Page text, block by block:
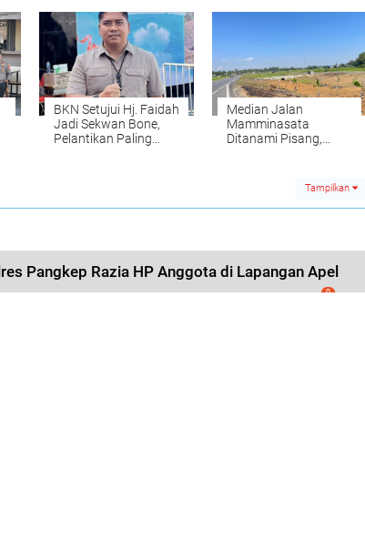
BKN Setujui Hj. Faidah
Jadi Sekwan Bone,
Pelantikan Paling
Median Jalan
Mamminasata
Ditanami Pisang,
Tampilkan
Pangkep Razia HP Anggota di Lapangan Apel
0